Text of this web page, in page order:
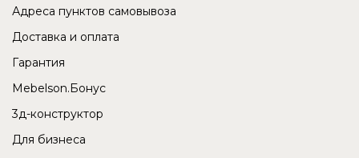
Адреса пунктов самовывоза
Доставка и оплата
Гарантия
Mebelson.Бонус
3д-конструктор
Для бизнеса